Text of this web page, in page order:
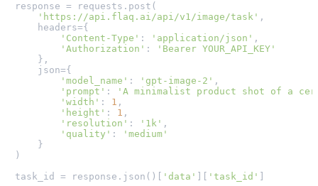
response = requests.post(
'https://api.flaq.ai/api/v1/image/task' ,
    headers={
'Content-Type' : 'application/json' ,
'Authorization' :
'Bearer YOUR_API_KEY'
    },
    json={
'model_name' : 'gpt-image-2' ,
'prompt' :
'A minimalist product shot of a
'width' : 1 ,
'height' : 1 ,
'resolution' : '1k' ,
'quality' :
'medium'
    }
)
task_id = response.json()[
'data' 'task_id'